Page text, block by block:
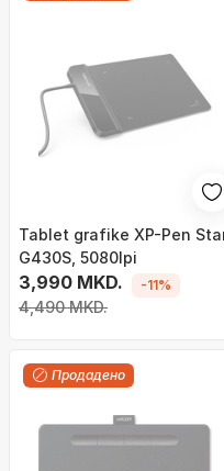
Tablet grafike XP-Pen
G430S, 5080lpi
3,990 MKD.
4,490 MKD.
-11%
Продадено